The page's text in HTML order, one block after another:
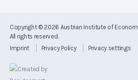
Copyright © 2026 Austrian Institute of
All rights reserved.
Imprint
Privacy Policy Privacy settings